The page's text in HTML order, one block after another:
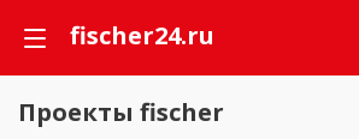
fischer24.ru
Проекты fischer